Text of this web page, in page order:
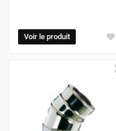
Voir le produit